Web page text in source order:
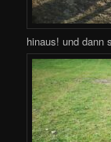
hinaus! und dann